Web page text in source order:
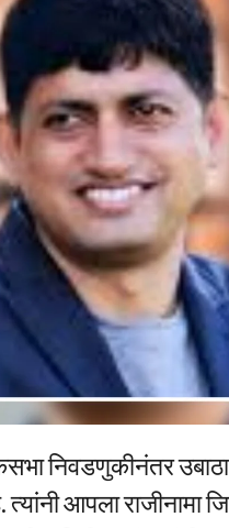
निवडणुकीनंतर
त्यांनी आपला राजीनामा